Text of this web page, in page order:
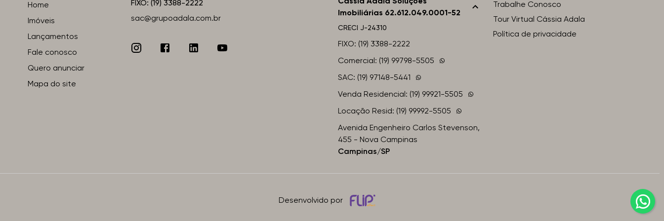
Home
Imóveis
Lançamentos
Fale conosco
Quero anunciar
Mapa do site
FIXO: (19) 3388-2222
sac@grupoadala.com.br
Imobiliárias 62.612.049.0001-52
CRECI J-24310
FIXO: (19) 3388-2222
Comercial: (19) 99798-5505
SAC: (19) 97148-5441
Venda Residencial: (19) 99921-5505
Locação Resid: (19) 99992-5505
Avenida Engenheiro Carlos Stevenson,
455 - Nova Campinas
Campinas/SP
Trabalhe Conosco
Tour Virtual Cássia Adala
Política de privacidade
Desenvolvido por